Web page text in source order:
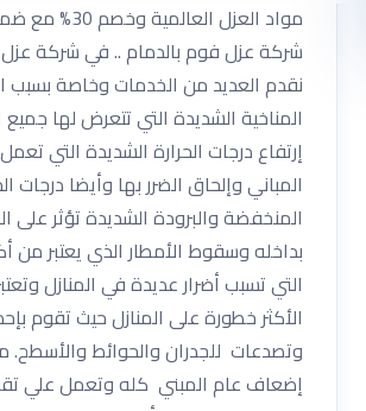
مواد العزل
شركة عزل فوم بالدمام .. في شركة
نقدم العديد من الخدمات وخاصة بسبب
المناخية الشديدة التي تتعرض لها
إرتفاع درجات الحرارة الشديدة التي
المباني وإلحاق الضرر بها وأيضا درجات
المنخفضة والبرودة الشديدة تؤثر على
بداخله وسقوط الأمطار الذي يعتبر من
التي تسبب أضرار عديدة في المنازل
الأكثر خطورة على المنازل حيث تقوم
وتصدعات للجدران والحوائط والأسطح.
إضعاف عام المبني كله وتعمل علي